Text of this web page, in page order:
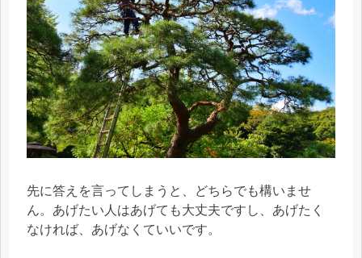
先に答えを言ってしまうと、どちらでも構いませ
ん。あげたい人はあげても大丈夫ですし、あげたく
なければ、あげなくていいです。